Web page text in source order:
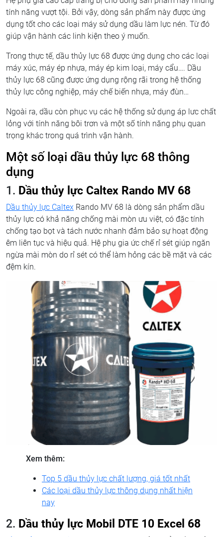
tính năng vượt tội. Bởi vậy, dòng sản phẩm này được ứng
dụng tốt cho các loại máy sử dụng dầu làm lực nén. Từ đó
giúp vận hành các linh kiện theo ý muốn.
Trong thực tế, dầu thủy lực 68 được ứng dụng cho các loại
máy xúc, máy ép nhựa, máy ép kim loại, máy cẩu…. Dầu
thủy lực 68 cũng được ứng dụng rộng rãi trong hệ thống
thủy lực công nghiệp, máy chế biến nhựa, máy đùn…
Ngoài ra, dầu còn phục vụ các hệ thống sử dụng áp lưc chất
lỏng với tính năng bôi trơn và một số tính năng phụ quan
trọng khác trong quá trình vận hành.
Một số loại dầu thủy lực 68 thông
dụng
1. Dầu thủy lực Caltex Rando MV 68
Dầu thủy lực Caltex Rando MV 68 là dòng sản phẩm dầu
thủy lực có khả năng chống mài mòn ưu việt, có đặc tính
chống tạo bọt và tách nước nhanh đảm bảo sự hoạt động
êm liên tục và hiệu quả. Hệ phụ gia ức chế rỉ sét giúp ngăn
ngừa mài mòn do rỉ sét có thể làm hỏng các bề mặt và các
đệm kín.
Xem thêm:
Top 5 dầu thủy lực chất lượng, giá tốt nhất
Các loại dầu thủy lực thông dụng nhất hiện
nay
2. Dầu thủy lực Mobil DTE 10 Excel 68